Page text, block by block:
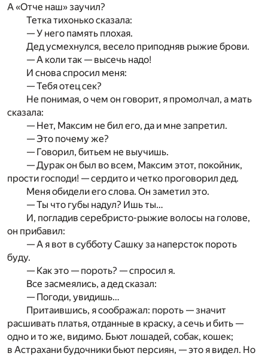
А «Отче наш» заучил?
Тетка тихонько сказала:
— У него память плохая.
Дед усмехнулся, весело приподняв рыжие брови.
— А коли так — высечь надо!
И снова спросил меня:
— Тебя отец сек?
Не понимая, о чем он говорит, я промолчал, а мать
сказала:
— Нет, Максим не бил его, да и мне запретил.
— Это почему же?
— Говорил, битьем не выучишь.
— Дурак он был во всем, Максим этот, покойник,
прости господи! — сердито и четко проговорил дед.
Меня обидели его слова. Он заметил это.
— Ты что губы надул? Ишь ты…
И, погладив серебристо-рыжие волосы на голове,
он прибавил:
— А я вот в субботу Сашку за наперсток пороть
буду.
— Как это — пороть? — спросил я.
Все засмеялись, а дед сказал:
— Погоди, увидишь…
Притаившись, я соображал: пороть — значит
расшивать платья, отданные в краску, а сечь и бить —
одно и то же, видимо. Бьют лошадей, собак, кошек;
в Астрахани будочники бьют персиян, — это я видел. Но